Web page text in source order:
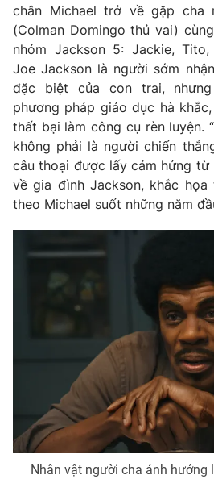
Tư vấn
Chuyên mục khác
Emagazine
Photo
Video
VTV Money VTV
VTV Sức khoẻ
Thị trường 24h Tấm
VTV8
Liên hệ tòa soạn
chân Michael trở về gặp
(Colman Domingo thủ vai)
nhóm Jackson 5: Jackie, Tito,
Joe Jackson là người sớm
đặc biệt của con trai,
phương pháp giáo dục hà
thất bại làm công cụ rèn luyện.
không phải là người chiến
câu thoại được lấy cảm hứng từ
về gia đình Jackson, khắc
theo Michael suốt những năm
Nhân vật người cha ảnh hưởng